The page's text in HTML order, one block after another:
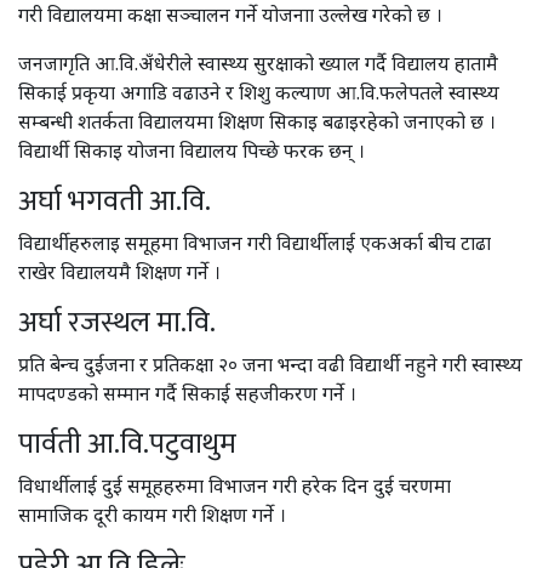
गरी विद्यालयमा कक्षा सञ्चालन गर्ने योजनाा उल्लेख गरेको छ ।
जनजागृति आ.वि.अँधेरीले स्वास्थ्य सुरक्षाको ख्याल गर्दै विद्यालय हातामै
सिकाई प्रकृया अगाडि वढाउने र शिशु कल्याण आ.वि.फलेपतले स्वास्थ्य
सम्बन्धी शतर्कता विद्यालयमा शिक्षण सिकाइ बढाइरहेको जनाएको छ ।
विद्यार्थी सिकाइ योजना विद्यालय पिच्छे फरक छन् ।
अर्घा भगवती आ.वि.
विद्यार्थीहरुलाइ समूहमा विभाजन गरी विद्यार्थीलाई एकअर्का बीच टाढा
राखेर विद्यालयमै शिक्षण गर्ने ।
अर्घा रजस्थल मा.वि.
प्रति बेन्च दुईजना र प्रतिकक्षा २० जना भन्दा वढी विद्यार्थी नहुने गरी स्वास्थ्य
मापदण्डको सम्मान गर्दै सिकाई सहजीकरण गर्ने ।
पार्वती आ.वि.पटुवाथुम
विधार्थीलाई दुई समूहहरुमा विभाजन गरी हरेक दिन दुई चरणमा
सामाजिक दूरी कायम गरी शिक्षण गर्ने ।